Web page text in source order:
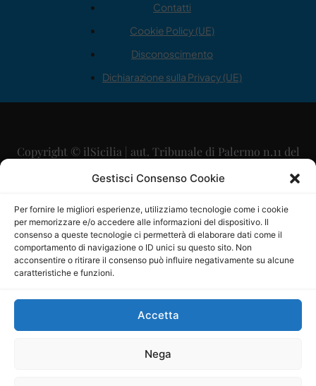
Gestisci Consenso Cookie
Per fornire le migliori esperienze, utilizziamo tecnologie come i cookie
per memorizzare e/o accedere alle informazioni del dispositivo. Il
consenso a queste tecnologie ci permetterà di elaborare dati come il
comportamento di navigazione o ID unici su questo sito. Non
acconsentire o ritirare il consenso può influire negativamente su alcune
caratteristiche e funzioni.
Accetta
Nega
Contatti
Cookie Policy (UE)
Disconoscimento
Dichiarazione sulla Privacy (UE)
Copyright © ilSicilia | aut. Tribunale di Palermo n.11 del
29/09/2015
Direttore Editoriale: Maurizio Scaglione
Direttore Responsabile: Maria Calabrese
P.IVA: 06334930820
Mercurio Comunicazione Società Cooperativa a r.l. è
iscritta al Registro degli Operatori di Comunicazione al